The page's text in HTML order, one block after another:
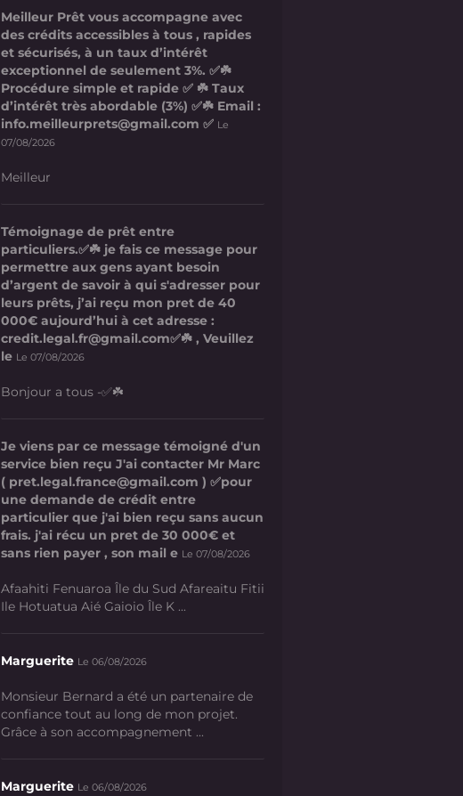
Meilleur Prêt vous accompagne avec
des crédits accessibles à tous , rapides
et sécurisés, à un taux d’intérêt
exceptionnel de seulement 3%. ✅☘️
Procédure simple et rapide ✅ ☘️ Taux
d’intérêt très abordable (3%) ✅☘️ Email :
info.meilleurprets@gmail.com ✅ Le
07/08/2026
Meilleur
Témoignage de prêt entre
particuliers.✅☘️ je fais ce message pour
permettre aux gens ayant besoin
d’argent de savoir à qui s'adresser pour
leurs prêts, j’ai reçu mon pret de 40
000€ aujourd’hui à cet adresse :
credit.legal.fr@gmail.com✅☘️ , Veuillez
le Le 07/08/2026
Bonjour a tous -✅☘️
Je viens par ce message témoigné d'un
service bien reçu J'ai contacter Mr Marc
( pret.legal.france@gmail.com ) ✅pour
une demande de crédit entre
particulier que j'ai bien reçu sans aucun
frais. j'ai récu un pret de 30 000€ et
sans rien payer , son mail e Le 07/08/2026
Afaahiti Fenuaroa Île du Sud Afareaitu Fitii
Ile Hotuatua Aié Gaioio Île K ...
Marguerite Le 06/08/2026
Monsieur Bernard a été un partenaire de
confiance tout au long de mon projet.
Grâce à son accompagnement ...
Marguerite Le 06/08/2026